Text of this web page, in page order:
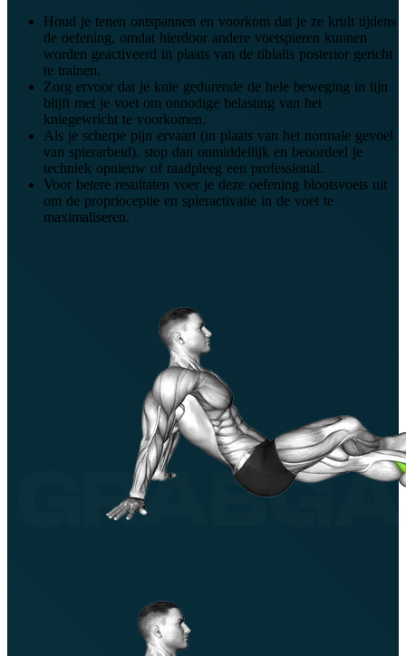
Houd je tenen ontspannen en voorkom dat je ze krult tijdens
de oefening, omdat hierdoor andere voetspieren kunnen
worden geactiveerd in plaats van de tibialis posterior gericht
te trainen.
Zorg ervoor dat je knie gedurende de hele beweging in lijn
blijft met je voet om onnodige belasting van het
kniegewricht te voorkomen.
Als je scherpe pijn ervaart (in plaats van het normale gevoel
van spierarbeid), stop dan onmiddellijk en beoordeel je
techniek opnieuw of raadpleeg een professional.
Voor betere resultaten voer je deze oefening blootsvoets uit
om de proprioceptie en spieractivatie in de voet te
maximaliseren.